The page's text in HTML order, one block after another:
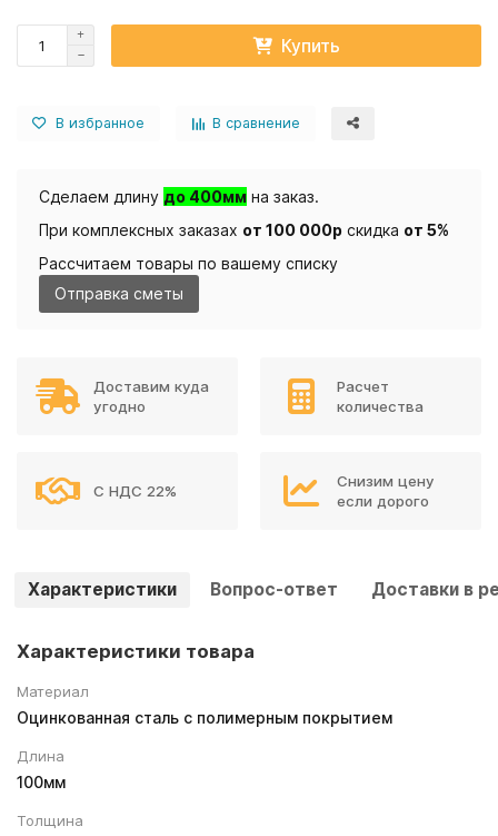
Купить
В избранное В сравнение
Сделаем длину до 400мм на заказ.
При комплексных заказах от 100 000р скидка от 5%
Рассчитаем товары по вашему списку
Отправка сметы
Доставим куда
угодно
Расчет
количества
С НДС 22%
Снизим цену
если дорого
Характеристики Вопрос-ответ Доставки в
Характеристики товара
Материал
Оцинкованная сталь с полимерным покрытием
Длина
100мм
Толщина